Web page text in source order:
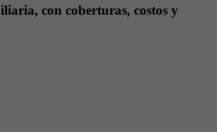
con coberturas, costos y